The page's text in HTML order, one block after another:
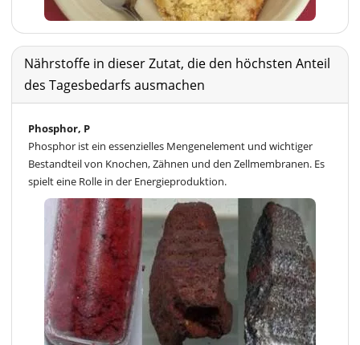
Nährstoffe in dieser Zutat, die den höchsten Anteil
des Tagesbedarfs ausmachen
Phosphor, P
Phosphor ist ein essenzielles Mengenelement und wichtiger
Bestandteil von Knochen, Zähnen und den Zellmembranen. Es
spielt eine Rolle in der Energieproduktion.